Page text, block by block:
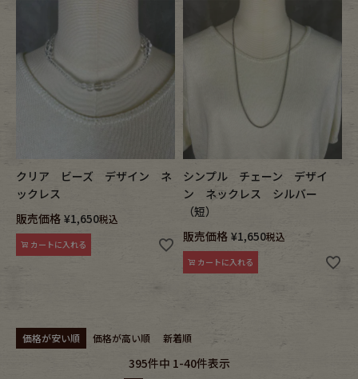
クリア ビーズ デザイン ネ
ックレス
販売価格 ¥1,650税込
カートに入れる
シンプル チェーン デザイ
ン ネックレス シルバー
（短）
販売価格 ¥1,650税込
カートに入れる
価格が安い順 価格が高い順 新着順
395件中 1-40件表示